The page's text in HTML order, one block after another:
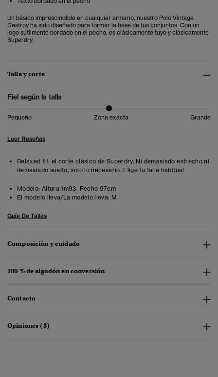
Un básico imprescindible en cualquier armario, nuestro Polo Vintage
Destroy ha sido diseñado para formar la base de tus conjuntos. Con un
logo sutilmente bordado en el pecho, es clásicamente tuyo y clásicamente
Superdry.
Talla y corte
Fiel según la talla
Pequeño Zona exacta Grande
Leer Reseñas
Relaxed fit: el corte clásico de Superdry. Ni demasiado estrecho ni
demasiado suelto, solo lo necesario. Elige tu talla habitual.
Modelo: Altura 1m93. Pecho 97cm
El modelo lleva/La modelo lleva: M
Guía De Tallas
Composición y cuidado
100 % de algodón en conversión
Contacto
Opiniones (3)